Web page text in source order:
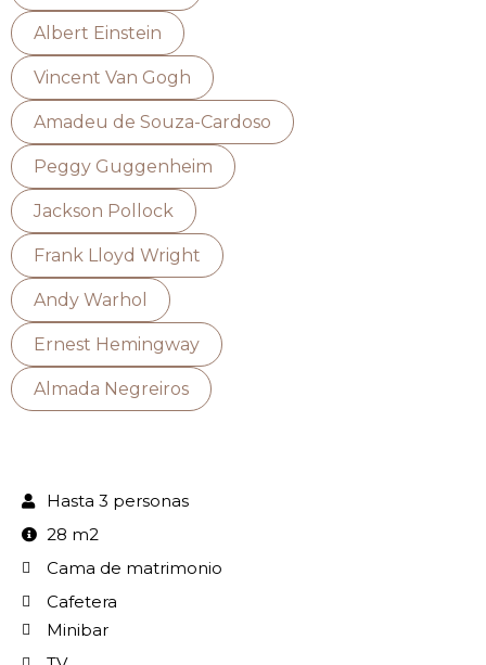
Albert Einstein
Vincent Van Gogh
Amadeu de Souza-Cardoso
Peggy Guggenheim
Jackson Pollock
Frank Lloyd Wright
Andy Warhol
Ernest Hemingway
Almada Negreiros
Hasta 3 personas
28 m2
Cama de matrimonio
Cafetera
Minibar